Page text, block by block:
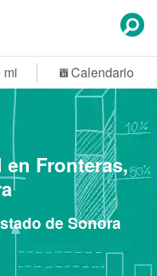
Calendario
en Fronteras,
de Sonora